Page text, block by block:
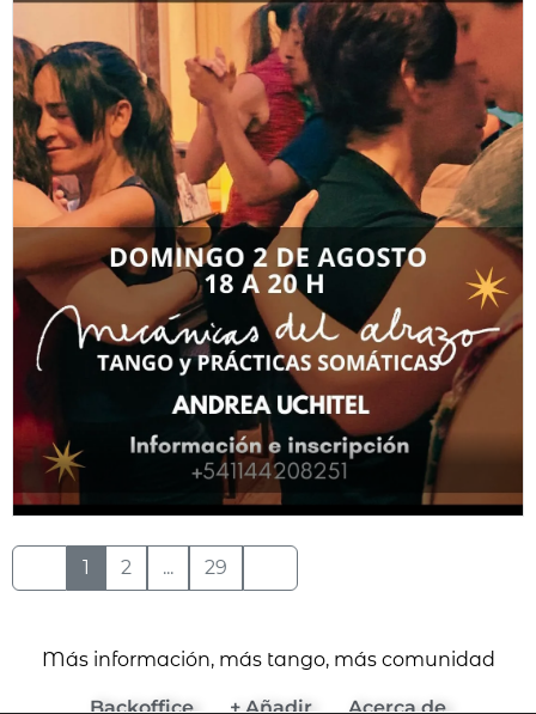
1 2 ... 29
Más información, más tango, más comunidad
Backoffice + Añadir Acerca de